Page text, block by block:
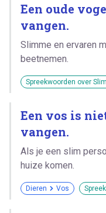
Een oude
vangen.
Slimme en ervaren
beetnemen.
Spreekwoorden over
Een vos is
vangen.
Als je een slim
huize komen.
Dieren Vos